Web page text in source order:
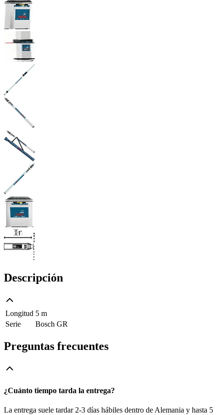
Descripción
Longitud 5 m
Serie
Bosch GR
Preguntas frecuentes
¿Cuánto tiempo tarda la entrega?
La entrega suele tardar 2-3 días hábiles dentro de Alemania y hasta 5